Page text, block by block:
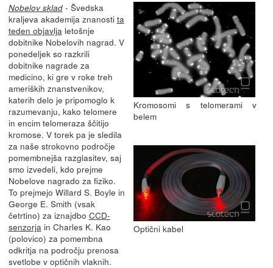
Kromosomi s telomerami v
belem
Optični kabel
Nobelov sklad- Švedska
kraljeva akademija znanosti ta
teden objavlja letošnje
dobitnike Nobelovih nagrad. V
ponedeljek so razkrili
dobitnike nagrade za
medicino, ki gre v roke treh
ameriških znanstvenikov,
katerih delo je pripomoglo k
razumevanju, kako telomere
in encim telomeraza ščitijo
kromose. V torek pa je sledila
za naše strokovno področje
pomembnejša razglasitev, saj
smo izvedeli, kdo prejme
Nobelove nagrado za fiziko.
To prejmejo Willard S. Boyle in
George E. Smith (vsak
četrtino) za iznajdbo CCD-
senzorja in Charles K. Kao
(polovico) za pomembna
odkritja na področju prenosa
svetlobe v optičnih vlaknih.